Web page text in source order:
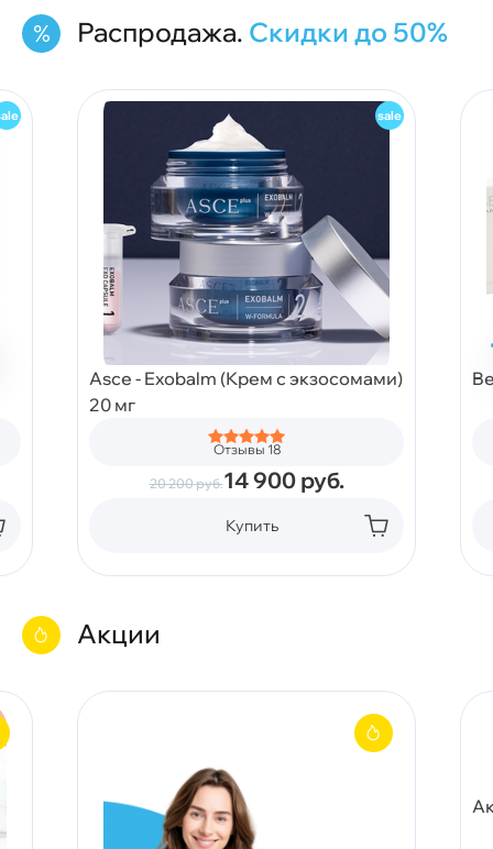
Распродажа. Скидки до 50%
Asce - Exobalm (Крем с экзосомами)
20 мг
Отзывы 18
20 200руб.14 900 руб.
Купить
Акции